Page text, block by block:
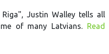
Justin Walley tells all
of many Latvians. Read